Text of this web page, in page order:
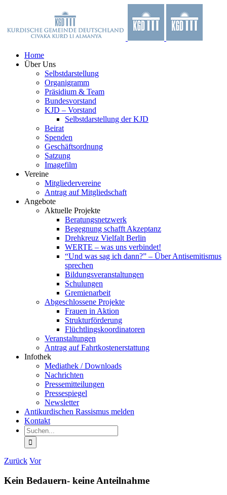
springen
Home
Über Uns
Selbstdarstellung
Organigramm
Präsidium & Team
Bundesvorstand
KJD – Vorstand
Selbstdarstellung der KJD
Beirat
Spenden
Geschäftsordnung
Satzung
Imagefilm
Vereine
Mitgliedervereine
Antrag auf Mitgliedschaft
Angebote
Aktuelle Projekte
Beratungsnetzwerk
Begegnung schafft Akzeptanz
Drehkreuz Vielfalt Berlin
WERTE – was uns verbindet!
“Und was sag ich dann?” – Über Antisemitismus
sprechen
Bildungsveranstaltungen
Schulungen
Gremienarbeit
Abgeschlossene Projekte
Frauen in Aktion
Strukturförderung
Flüchtlingskoordinatoren
Veranstaltungen
Antrag auf Fahrtkostenerstattung
Infothek
Mediathek / Downloads
Nachrichten
Pressemitteilungen
Pressespiegel
Newsletter
Antikurdischen Rassismus melden
Kontakt
Suche
nach:
Zurück Vor
Kein Bedauern- keine Anteilnahme